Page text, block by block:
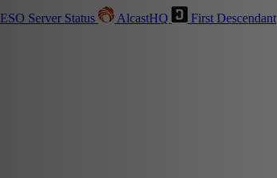
ESO Server Status AlcastHQ
First Descendant